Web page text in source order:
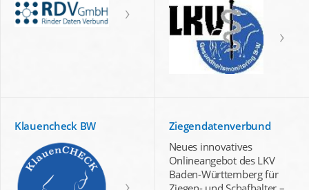
Klauencheck BW
Ziegendatenverbund
Neues innovatives
Onlineangebot des LKV
Baden-Württemberg für